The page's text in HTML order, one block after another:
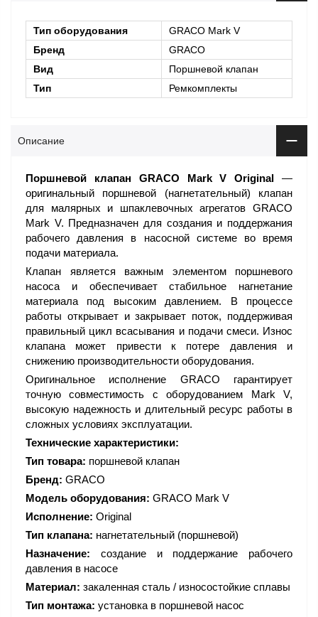
Тип оборудования
GRACO Mark V
Бренд
GRACO
Вид
Поршневой клапан
Тип
Ремкомплекты
Описание
Поршневой клапан GRACO Mark V Original —
оригинальный поршневой (нагнетательный) клапан
для малярных и шпаклевочных агрегатов GRACO
Mark V. Предназначен для создания и поддержания
рабочего давления в насосной системе во время
подачи материала.
Клапан является важным элементом поршневого
насоса и обеспечивает стабильное нагнетание
материала под высоким давлением. В процессе
работы открывает и закрывает поток, поддерживая
правильный цикл всасывания и подачи смеси. Износ
клапана может привести к потере давления и
снижению производительности оборудования.
Оригинальное исполнение GRACO гарантирует
точную совместимость с оборудованием Mark V,
высокую надежность и длительный ресурс работы в
сложных условиях эксплуатации.
Технические характеристики:
Тип товара: поршневой клапан
Бренд: GRACO
Модель оборудования: GRACO Mark V
Исполнение: Original
Тип клапана: нагнетательный (поршневой)
Назначение: создание и поддержание рабочего
давления в насосе
Материал: закаленная сталь / износостойкие сплавы
Тип монтажа: установка в поршневой насос